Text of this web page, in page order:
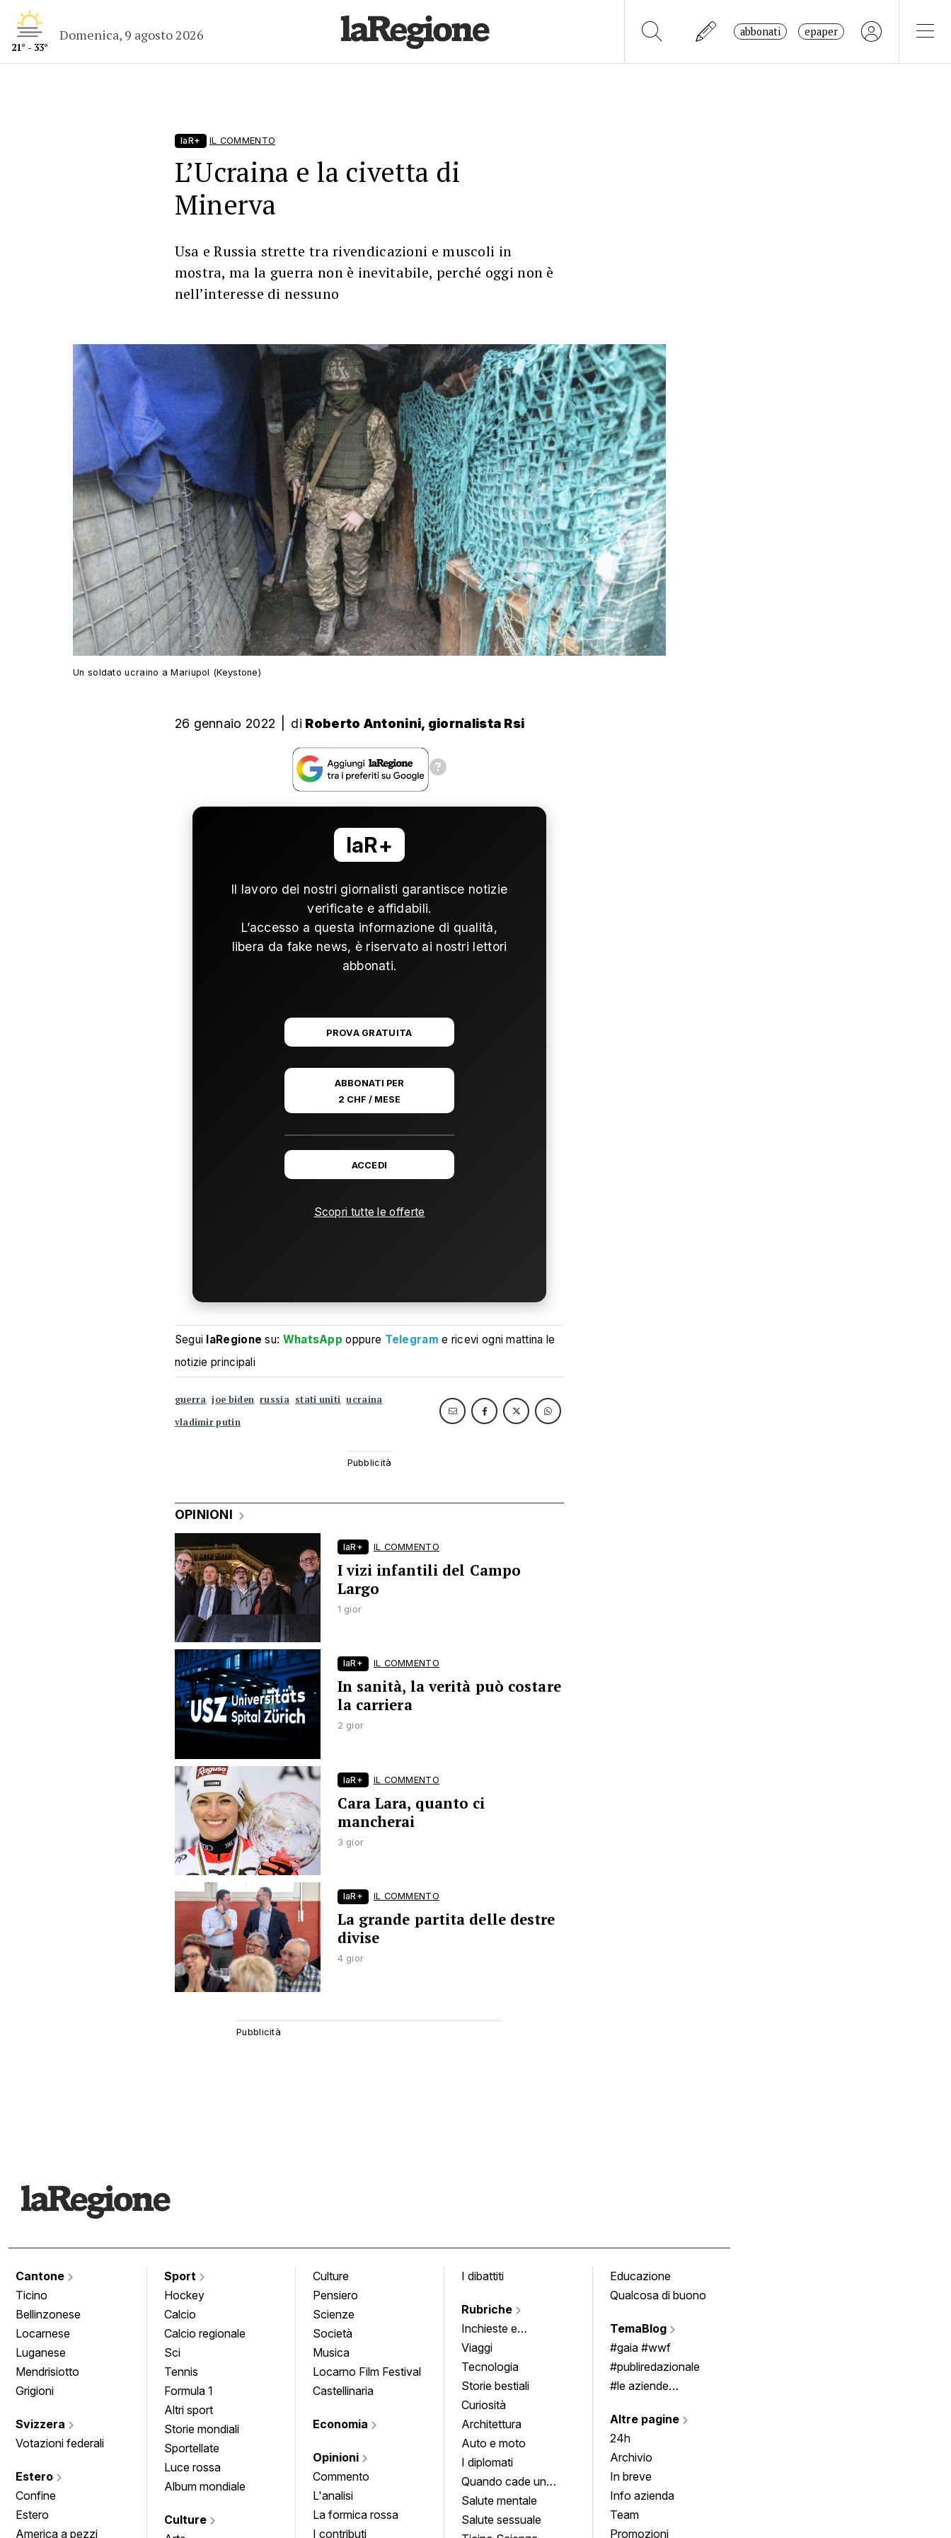
21° - 33°
Domenica, 9 agosto 2026 abbonati epaper
laR+ IL COMMENTO
L’Ucraina e la civetta di
Minerva
Usa e Russia strette tra rivendicazioni e muscoli in
mostra, ma la guerra non è inevitabile, perché oggi non è
nell’interesse di nessuno
Un soldato ucraino a Mariupol (Keystone)
26 gennaio 2022 di Roberto Antonini, giornalista Rsi
laR+
Il lavoro dei nostri giornalisti garantisce notizie
verificate e affidabili.
L’accesso a questa informazione di qualità,
libera da fake news, è riservato ai nostri lettori
abbonati.
PROVA GRATUITA
ABBONATI PER
2 CHF / MESE
ACCEDI
Scopri tutte le offerte
Segui laRegione su: WhatsApp oppure Telegram e ricevi ogni mattina le
notizie principali
guerra joe biden russia stati uniti ucraina
vladimir putin
OPINIONI
laR+ IL COMMENTO
I vizi infantili del Campo
Largo
1 gior
laR+ IL COMMENTO
In sanità, la verità può costare
la carriera
2 gior
laR+ IL COMMENTO
Cara Lara, quanto ci
mancherai
3 gior
laR+ IL COMMENTO
La grande partita delle destre
divise
4 gior
Cantone
Ticino
Bellinzonese
Locarnese
Luganese
Mendrisiotto
Grigioni
Svizzera
Votazioni federali
Estero
Confine
Estero
America a pezzi
Sport
Hockey
Calcio
Calcio regionale
Sci
Tennis
Formula 1
Altri sport
Storie mondiali
Sportellate
Luce rossa
Album mondiale
Culture
Culture
Pensiero
Scienze
Società
Musica
Locarno Film Festival
Castellinaria
Economia
Opinioni
Commento
L'analisi
La formica rossa
I contributi
I dibattiti
Rubriche
Inchieste e
approfondimenti
Viaggi
Tecnologia
Storie bestiali
Curiosità
Architettura
Auto e moto
I diplomati
Quando cade un
quadro
Salute mentale
Salute sessuale
Educazione
Qualcosa di buono
TemaBlog
#gaia #wwf
#publiredazionale
#le aziende
Altre pagine
24h
Archivio
In breve
Info azienda
Team
Promozioni